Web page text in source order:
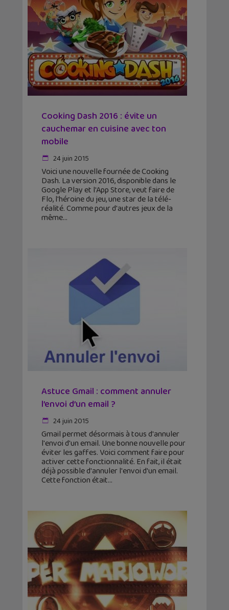
Cooking Dash 2016 : évite un
cauchemar en cuisine avec ton
mobile
24 juin 2015
Voici une nouvelle fournée de Cooking
Dash. La version 2016, disponible dans le
Google Play et l'App Store, veut faire de
Flo, l'héroine du jeu, une star de la télé-
réalité. Comme pour d'autres jeux de la
même
Astuce Gmail : comment annuler
l’envoi d’un email ?
24 juin 2015
Gmail permet désormais à tous d'annuler
l'envoi d'un email. Une bonne nouvelle pour
éviter les gaffes. Voici comment faire pour
activer cette fonctionnalité. En fait, il était
déjà possible d'annuler l'envoi d'un email.
Cette fonction était